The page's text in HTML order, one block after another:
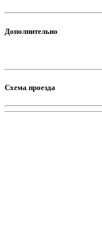
Дополнительно
Схема проезда